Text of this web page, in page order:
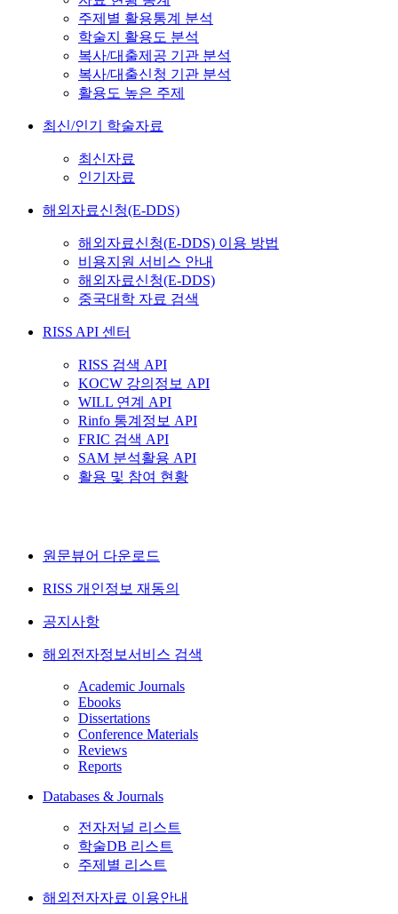
주제별 활용통계 분석
학술지 활용도 분석
복사/대출제공 기관 분석
복사/대출신청 기관 분석
활용도 높은 주제
최신/인기 학술자료
최신자료
인기자료
해외자료신청(E-DDS)
해외자료신청(E-DDS) 이용 방법
비용지원 서비스 안내
해외자료신청(E-DDS)
중국대학 자료 검색
RISS API 센터
RISS 검색 API
KOCW 강의정보 API
WILL 연계 API
Rinfo 통계정보 API
FRIC 검색 API
SAM 분석활용 API
활용 및 참여 현황
원문뷰어 다운로드
RISS 개인정보 재동의
공지사항
해외전자정보서비스 검색
Academic Journals
Ebooks
Dissertations
Conference Materials
Reviews
Reports
Databases & Journals
전자저널 리스트
학술DB 리스트
주제별 리스트
해외전자자료 이용안내